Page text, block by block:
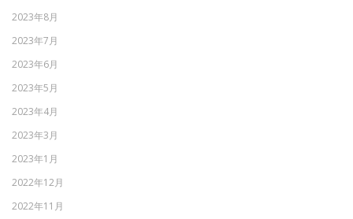
2023年8月
2023年7月
2023年6月
2023年5月
2023年4月
2023年3月
2023年1月
2022年12月
2022年11月